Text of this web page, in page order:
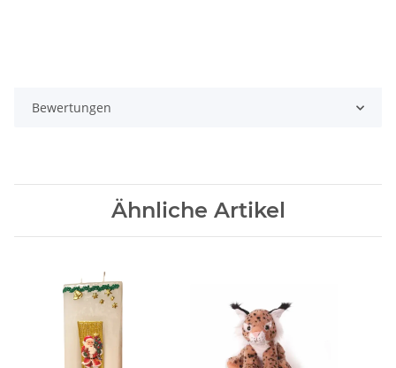
Bewertungen
Ähnliche Artikel